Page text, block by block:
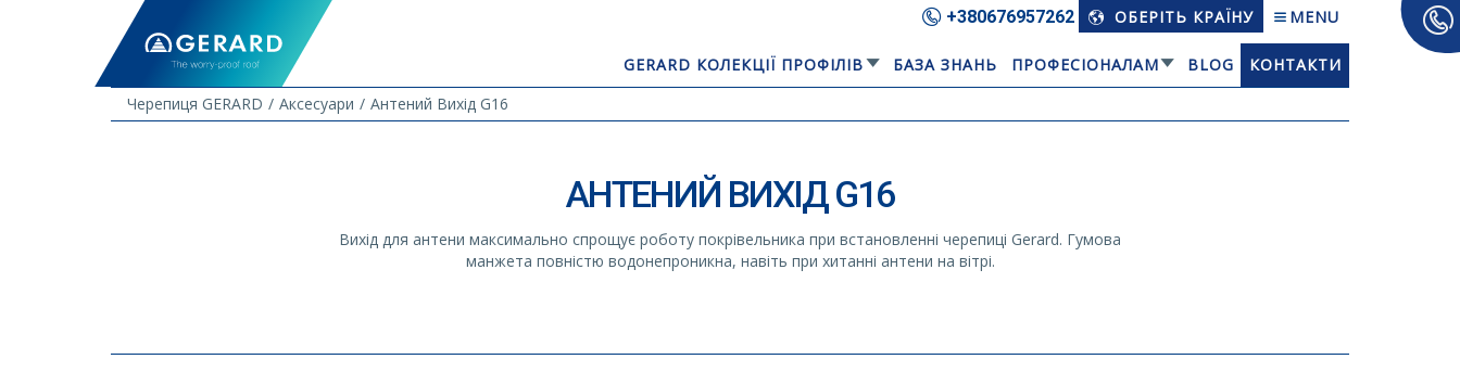
+380676­957262 ОБЕРІТЬ КРАЇНУ MENU
GERARD КОЛЕКЦІЇ ПРОФІЛІВ БАЗА ЗНАНЬ ПРОФЕСІОНАЛАМ BLOG
КОНТАКТИ
Черепиця GERARD
Аксесуари Антений Вихід G16
АНТЕНИЙ ВИХІД G16
Вихід для антени максимально спрощує роботу покрівельника при встановленні черепиці Gerard. Гумова
манжета повністю водонепроникна, навіть при хитанні антени на вітрі.